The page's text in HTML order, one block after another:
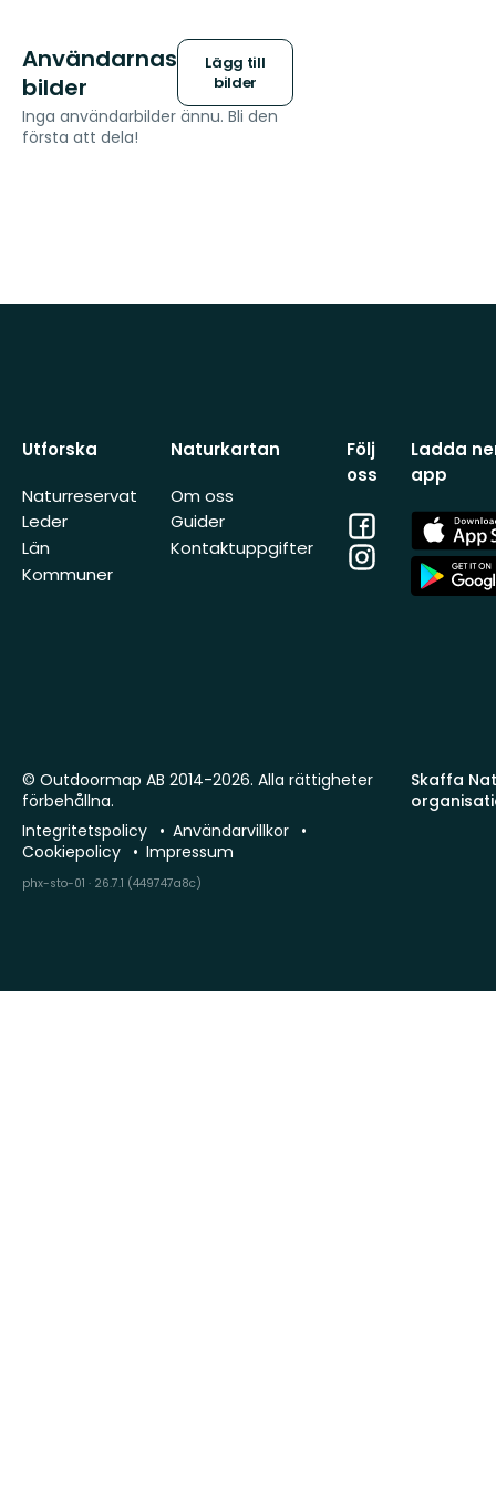
Användarnas
bilder
Lägg till
bilder
Inga användarbilder ännu. Bli den
första att dela!
Utforska
Naturreservat
Leder
Län
Kommuner
Naturkartan
Om oss
Guider
Kontaktuppgifter
Följ
oss
Facebook
Instagram
Ladda
app
App
Store
App
Store
Skaffa
© Outdoormap AB 2014-2026. Alla rättigheter
förbehållna.
Integritetspolicy
Användarvillkor
Cookiepolicy
Impressum
phx-sto-01 · 26.7.1 (449747a8c)